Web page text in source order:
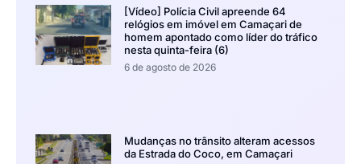
[Vídeo] Polícia Civil apreende 64
relógios em imóvel em Camaçari de
homem apontado como líder do tráfico
nesta quinta-feira (6)
6 de agosto de 2026
Mudanças no trânsito alteram acessos
da Estrada do Coco, em Camaçari